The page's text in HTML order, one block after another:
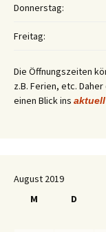
Donnerstag:
Freitag:
Die Öffnungszeiten
z.B. Ferien, etc.
einen Blick ins aktuell
August 2019
M
D